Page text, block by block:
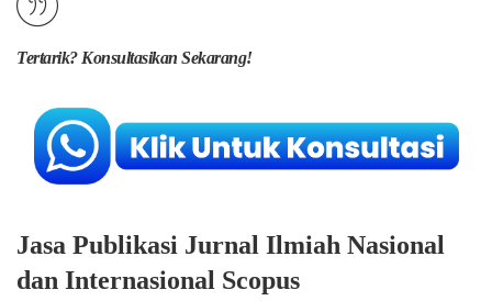
Tertarik? Konsultasikan Sekarang!
Jasa Publikasi Jurnal Ilmiah Nasional
dan Internasional Scopus